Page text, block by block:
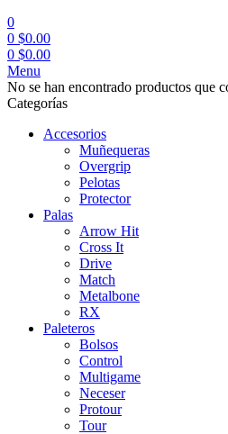
0
0 $0.00
0 $0.00
Menu
No se han encontrado productos que
Categorías
Accesorios
Muñequeras
Overgrip
Pelotas
Protector
Palas
Arrow Hit
Cross It
Drive
Match
Metalbone
RX
Paleteros
Bolsos
Control
Multigame
Neceser
Protour
Tour